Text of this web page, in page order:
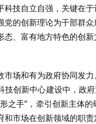
技自立自强，关键在
的创新理论为干部群
、富有地方特色的创
场和有为政府协同发
创新中心建设中，政
之手”，牵引创新主体
市场在创新领域的职